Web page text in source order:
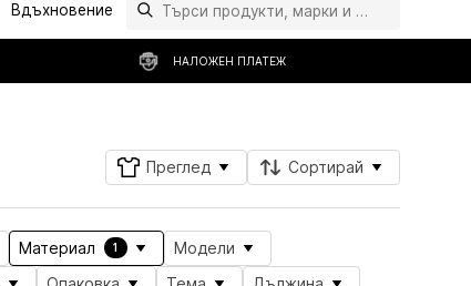
Вдъхновение
НАЛОЖЕН ПЛАТЕЖ
Преглед Сортирай
Материал 1
Модели